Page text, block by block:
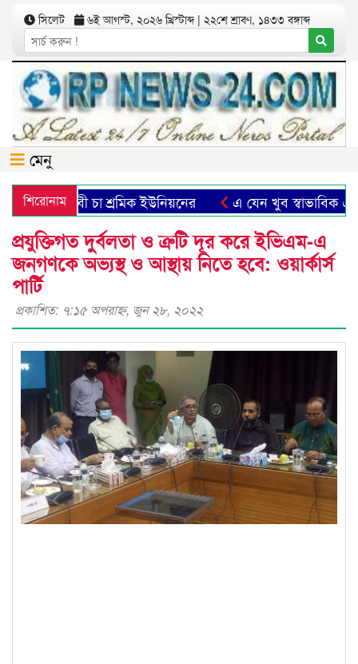
সিলেট ৬ই আগস্ট, ২০২৬ খ্রিস্টাব্দ | ২২শে শ্রাবণ, ১৪৩৩ বঙ্গাব্দ
মেনু
শিরোনাম
দাবী চা শ্রমিক ইউনিয়নের এ যেন খুব স্বাভাবিক এক
প্রযুক্তিগত দুর্বলতা ও ত্রুটি দূর করে ইভিএম-এ
জনগণকে অভ্যস্থ ও আস্থায় নিতে হবে: ওয়ার্কার্স
পার্টি
প্রকাশিত: ৭:১৫ অপরাহ্ণ, জুন ২৮, ২০২২